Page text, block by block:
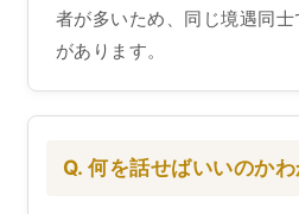
者が多いため、同じ境遇同
があります。
Q. 何を話せばいいのか